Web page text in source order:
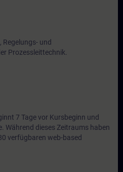
und
Prozessleittechnik.
7 Tage vor Kursbeginn und
Während dieses Zeitraums haben
verfügbaren web-based